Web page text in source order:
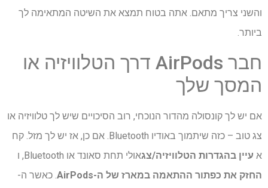
והשני צריך מתאם. אתה בטוח תמצא את השיטה המתאימה לך
ביותר.
חבר AirPods דרך הטלוויזיה או
המסך שלך
אם יש לך קונסולה מהדור הנוכחי, רוב הסיכויים שיש לך טלוויזיה או
צג טוב – כזה שיתמוך באודיו Bluetooth. אם כן, אז יש לך מזל. קח
א עיין בהגדרות הטלוויזיה/צגאולי תחת סאונד או Bluetooth, ו
החזק את כפתור ההתאמה במארז של ה-AirPods
. כאשר ה-